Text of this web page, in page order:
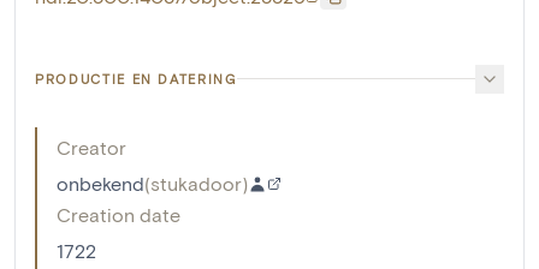
PRODUCTIE EN DATERING
Creator
onbekend(stukadoor)
Creation date
1722